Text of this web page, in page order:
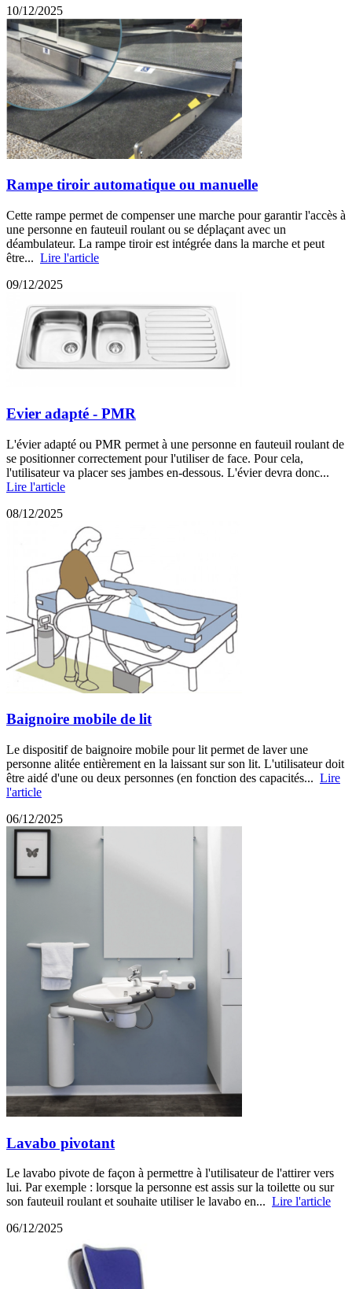
10/12/2025
Rampe tiroir automatique ou manuelle
Cette rampe permet de compenser une marche pour garantir l'accès à
une personne en fauteuil roulant ou se déplaçant avec un
déambulateur. La rampe tiroir est intégrée dans la marche et peut
être... Lire l'article
09/12/2025
Evier adapté - PMR
L'évier adapté ou PMR permet à une personne en fauteuil roulant de
se positionner correctement pour l'utiliser de face. Pour cela,
l'utilisateur va placer ses jambes en-dessous. L'évier devra donc...
Lire l'article
08/12/2025
Baignoire mobile de lit
Le dispositif de baignoire mobile pour lit permet de laver une
personne alitée entièrement en la laissant sur son lit. L'utilisateur doit
être aidé d'une ou deux personnes (en fonction des capacités... Lire
l'article
06/12/2025
Lavabo pivotant
Le lavabo pivote de façon à permettre à l'utilisateur de l'attirer vers
lui. Par exemple : lorsque la personne est assis sur la toilette ou sur
son fauteuil roulant et souhaite utiliser le lavabo en... Lire l'article
06/12/2025